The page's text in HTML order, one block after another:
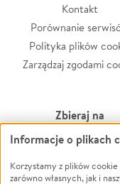
Kontakt
Porównanie
Polityka plików
Zarządzaj zgodami
Zbieraj na
Leczenie
Zwierzęta
Informacje o plikach
Korzystamy z plików
zarówno własnych, jak i